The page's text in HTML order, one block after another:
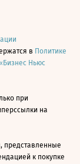
в Политике
Ньюс
при
на
представленные
к покупке